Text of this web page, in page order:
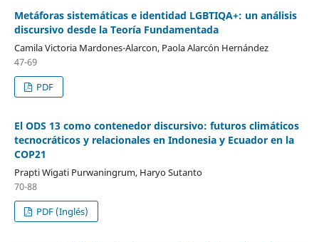
Metáforas sistemáticas e identidad LGBTIQA+: un análisis
discursivo desde la Teoría Fundamentada
Camila Victoria Mardones-Alarcon, Paola Alarcón Hernández
47-69
PDF
El ODS 13 como contenedor discursivo: futuros climáticos
tecnocráticos y relacionales en Indonesia y Ecuador en la
COP21
Prapti Wigati Purwaningrum, Haryo Sutanto
70-88
PDF (Inglés)